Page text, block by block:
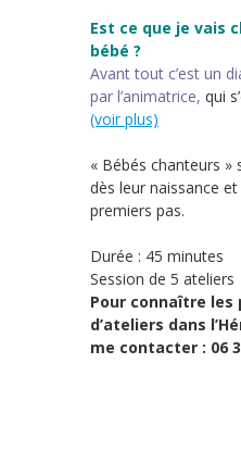
Est ce que je vais
bébé ?
Avant tout c’est un
par l’animatrice, qui
(voir plus)
« Bébés chanteurs »
dès leur naissance
premiers pas.
Durée : 45 minutes
Session de 5 ateliers
Pour connaître les
d’ateliers dans
me contacter : 06